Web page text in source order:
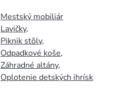
Mestský mobiliár
Lavičky,
Piknik stôly,
Odpadkové koše,
Záhradné altány,
Oplotenie detských ihrísk